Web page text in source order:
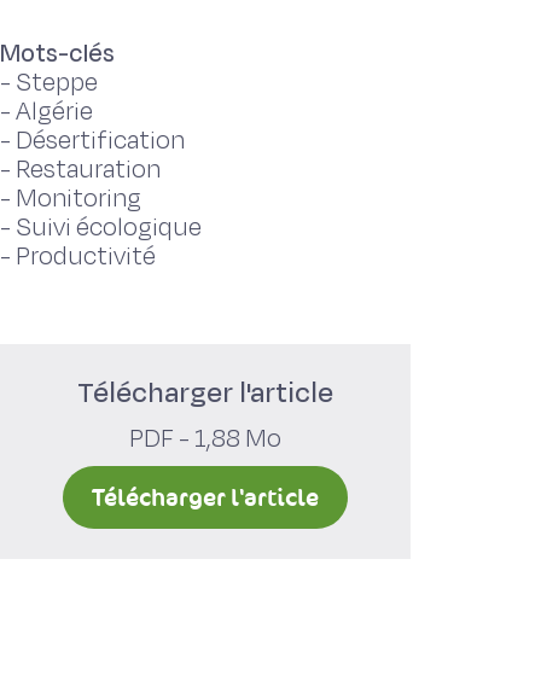
Mots-clés
- Steppe
-Algérie
- Désertification
- Restauration
- Monitoring
- Suivi écologique
- Productivité
Télécharger l'article
PDF - 1,88 Mo
Télécharger l'article